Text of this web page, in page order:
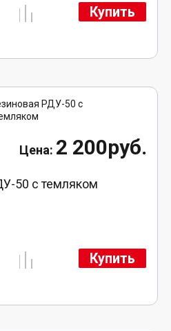
Купить
2 200руб.
50 с темляком
Купить